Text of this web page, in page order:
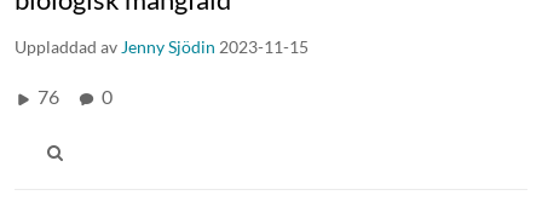
Uppladdad av Jenny Sjödin 2023-11-15
76 0